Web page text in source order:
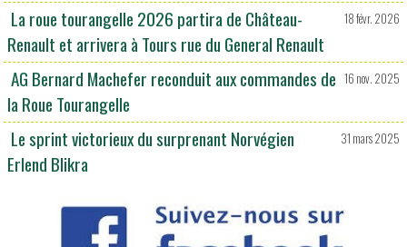
18 févr. 2026
La roue tourangelle 2026 partira de Château-
Renault et arrivera à Tours rue du General Renault
16 nov. 2025
AG Bernard Machefer reconduit aux commandes de
la Roue Tourangelle
31 mars 2025
Le sprint victorieux du surprenant Norvégien
Erlend Blikra